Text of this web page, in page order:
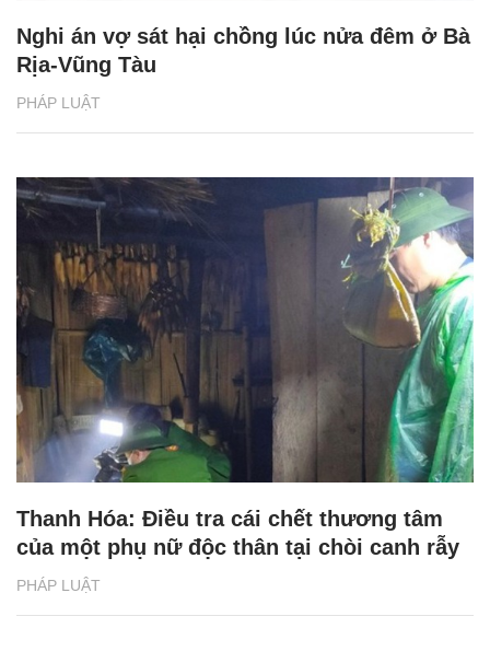
PHÁP LUẬT
Nghi án vợ sát hại chồng lúc nửa đêm ở Bà
Rịa-Vũng Tàu
PHÁP LUẬT
Thanh Hóa: Điều tra cái chết thương tâm
của một phụ nữ độc thân tại chòi canh rẫy